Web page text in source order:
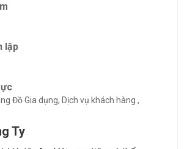
lập
Đồ Gia dụng, Dịch vụ khách hàng ,
Ty